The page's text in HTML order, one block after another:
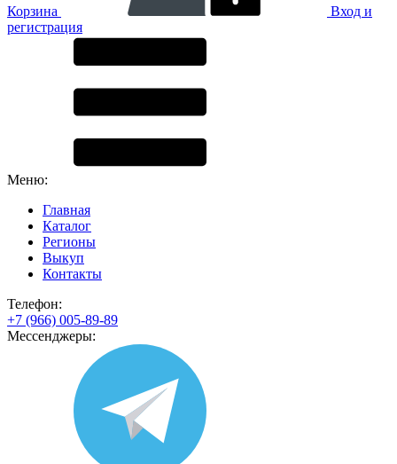
Корзина
Вход и
регистрация
Меню:
Главная
Каталог
Регионы
Выкуп
Контакты
Телефон:
+7 (966) 005-89-89
Мессенджеры: